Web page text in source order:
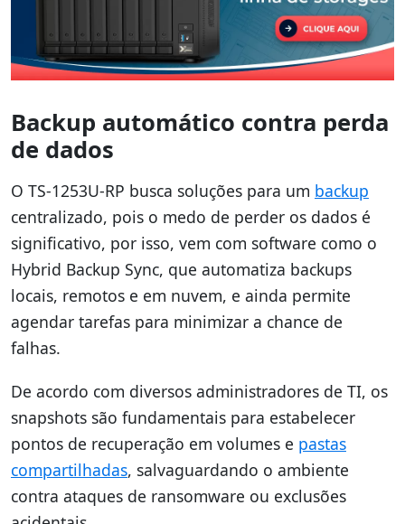
Backup automático contra perda
de dados
O TS-1253U-RP busca soluções para um backup
centralizado, pois o medo de perder os dados é
significativo, por isso, vem com software como o
Hybrid Backup Sync, que automatiza backups
locais, remotos e em nuvem, e ainda permite
agendar tarefas para minimizar a chance de
falhas.
De acordo com diversos administradores de TI, os
snapshots são fundamentais para estabelecer
pontos de recuperação em volumes e pastas
compartilhadas, salvaguardando o ambiente
contra ataques de ransomware ou exclusões